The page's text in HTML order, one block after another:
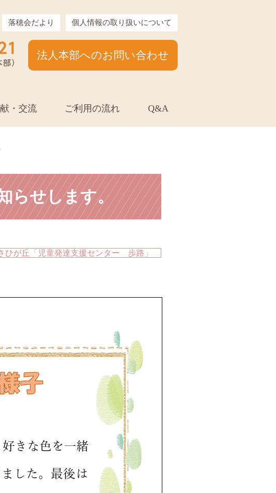
落穂会だより 個人情報の取り扱いについて
法人本部へのお問い合わせ
・交流 ご利用の流れ Q&A
らせします。
ひが丘「児童発達支援センター 歩路」